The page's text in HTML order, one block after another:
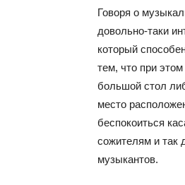
Говоря о
довольно-таки
который
тем, что при
большой стол
место
беспокоиться
сожителям и так
музыкантов.